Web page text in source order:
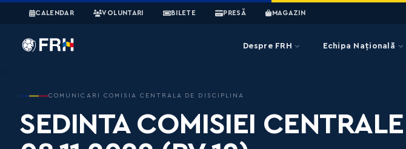
CALENDAR VOLUNTARI BILETE PRESĂ MAGAZIN
Despre FRH Echipa Națională
COMUNICARI COMISIA CENTRALA DE DISCIPLINA
SEDINTA COMISIEI